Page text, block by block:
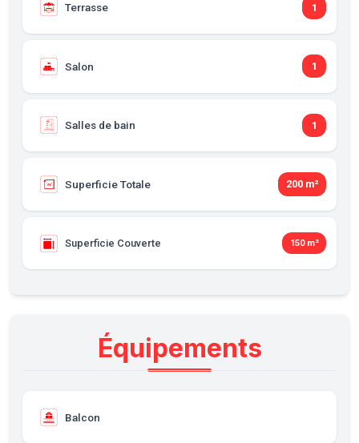
Terrasse 1
Salon 1
Salles de bain 1
Superficie Totale 200 m²
Superficie Couverte 150 m²
Équipements
Balcon